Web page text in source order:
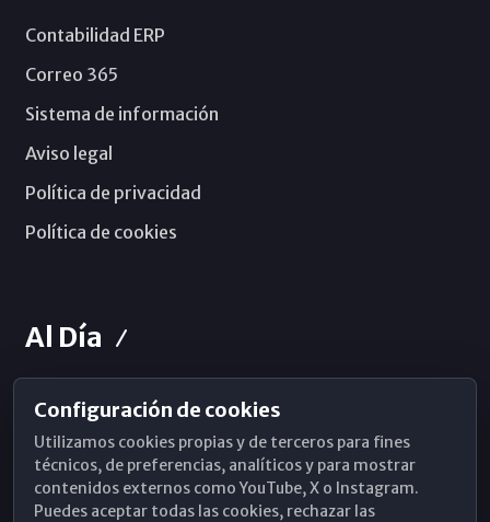
Contabilidad ERP
Correo 365
Sistema de información
Aviso legal
Política de privacidad
Política de cookies
Al Día
Horarios de Misa
Hemeroteca
WhatsApp
Configuración de cookies
Utilizamos cookies propias y de terceros para fines
técnicos, de preferencias, analíticos y para mostrar
contenidos externos como YouTube, X o Instagram.
Puedes aceptar todas las cookies, rechazar las